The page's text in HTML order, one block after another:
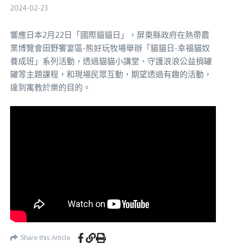
2024-02-23
響應日本2月22日「國際貓貓日」，屏東縣政府在熱帶農
業博覽會田野饗宴區-熊好玩牧場舉辦「貓貓日-幸福貓奴
養成班」系列活動，透過貓貓小講堂、守護浪浪公益捐罐
罐等主題課程，和現場民眾互動，期望透過有趣的活動，
達到寓教於樂的目的。
Share this Article